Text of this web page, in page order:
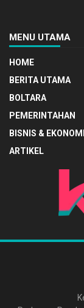
MENU UTAMA
HOME
BERITA UTAMA
BOLTARA
PEMERINTAHAN
BISNIS & EKONOMI
ARTIKEL